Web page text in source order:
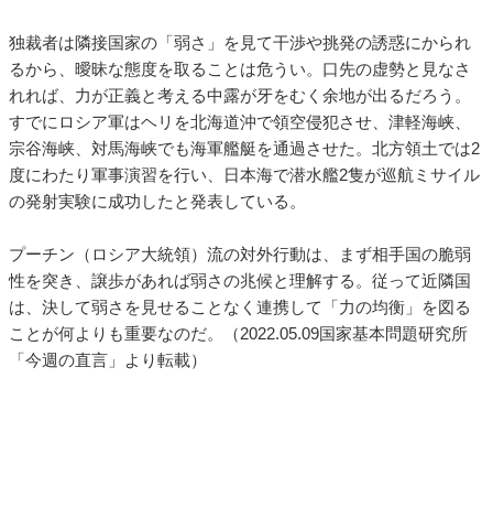
独裁者は隣接国家の「弱さ」を見て干渉や挑発の誘惑にかられ
るから、曖昧な態度を取ることは危うい。口先の虚勢と見なさ
れれば、力が正義と考える中露が牙をむく余地が出るだろう。
すでにロシア軍はヘリを北海道沖で領空侵犯させ、津軽海峡、
宗谷海峡、対馬海峡でも海軍艦艇を通過させた。北方領土では2
度にわたり軍事演習を行い、日本海で潜水艦2隻が巡航ミサイル
の発射実験に成功したと発表している。
プーチン（ロシア大統領）流の対外行動は、まず相手国の脆弱
性を突き、譲歩があれば弱さの兆候と理解する。従って近隣国
は、決して弱さを見せることなく連携して「力の均衡」を図る
ことが何よりも重要なのだ。（2022.05.09国家基本問題研究所
「今週の直言」より転載）